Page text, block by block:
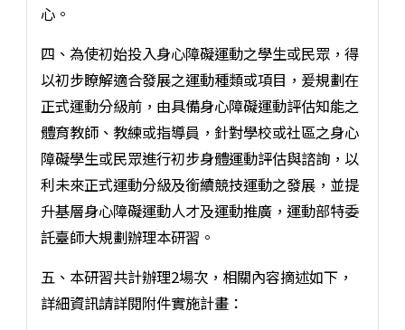
心。
四、為使初始投入身心障礙運動之學生或民眾，得
以初步瞭解適合發展之運動種類或項目，爰規劃在
正式運動分級前，由具備身心障礙運動評估知能之
體育教師、教練或指導員，針對學校或社區之身心
障礙學生或民眾進行初步身體運動評估與諮詢，以
利未來正式運動分級及銜續競技運動之發展，並提
升基層身心障礙運動人才及運動推廣，運動部特委
託臺師大規劃辦理本研習。
五、本研習共計辦理2場次，相關內容摘述如下，
詳細資訊請詳閱附件實施計畫：